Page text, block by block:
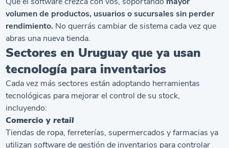
volumen de productos, usuarios o sucursales sin perder
rendimiento. No querrás cambiar de sistema cada vez que
abras una nueva tienda.
Sectores en Uruguay que ya usan
tecnología para inventarios
Cada vez más sectores están adoptando herramientas
tecnológicas para mejorar el control de su stock,
incluyendo:
Comercio yretail
Tiendas de ropa, ferreterías, supermercados y farmacias ya
utilizansoftwarede gestión de inventarios para controlar